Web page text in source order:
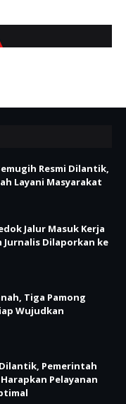
Resmi Dilantik,
Layani Masyarakat
Jalur Masuk Kerja
Jurnalis Dilaporkan ke
Tiga Pamong
Wujudkan
Pemerintah
Pelayanan